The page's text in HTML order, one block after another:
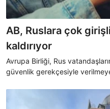
AB, Ruslara çok
kaldırıyor
Avrupa Birliği, Rus
güvenlik gerekçesiyle